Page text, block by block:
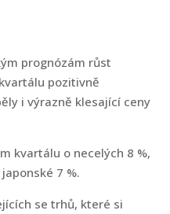
prognózám růst
pozitivně
i výrazně klesající ceny
kvartálu o necelých 8 %,
7 %.
se trhů, které si